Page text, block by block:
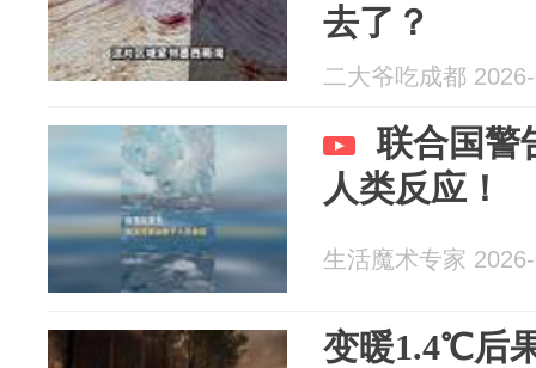
去了？
二大爷吃成都
联合国警
人类反应！
生活魔术专家
变暖1.4℃后